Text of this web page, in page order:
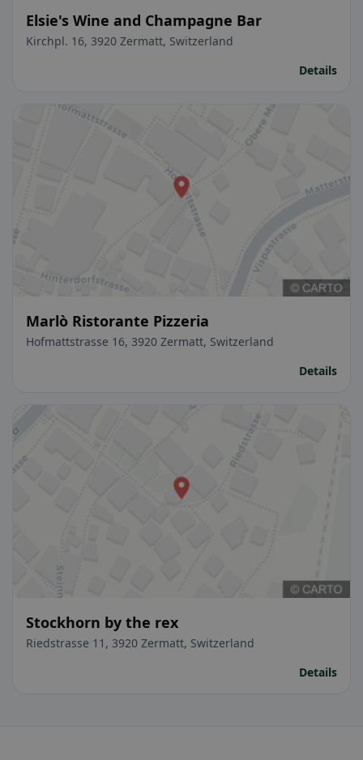
Elsie's Wine and Champagne Bar
Kirchpl. 16, 3920 Zermatt, Switzerland
Details
Marlò Ristorante Pizzeria
Hofmattstrasse 16, 3920 Zermatt, Switzerland
Details
Stockhorn by the rex
Riedstrasse 11, 3920 Zermatt, Switzerland
Details